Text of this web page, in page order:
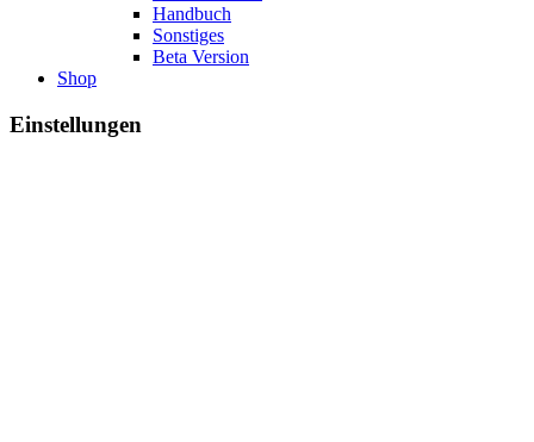
Handbuch
Sonstiges
Beta Version
Shop
Einstellungen